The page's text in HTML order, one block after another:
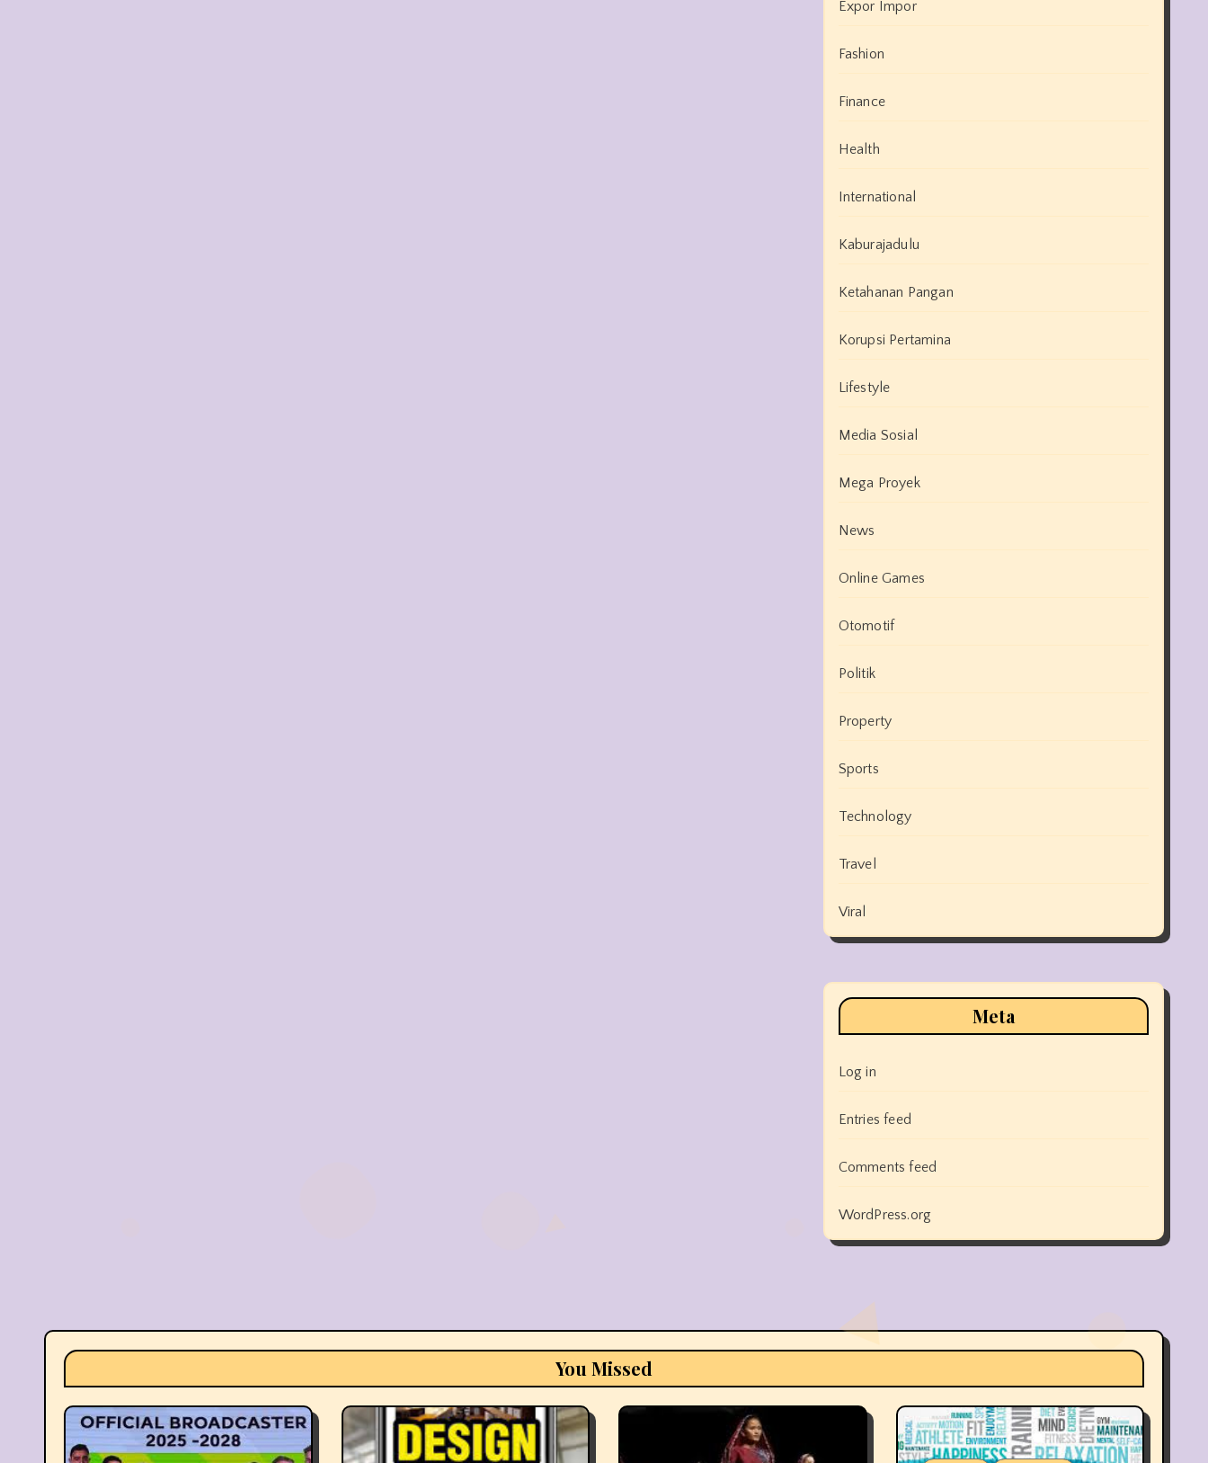
Expor Impor
Fashion
Finance
Health
International
Kaburajadulu
Ketahanan Pangan
Korupsi Pertamina
Lifestyle
Media Sosial
Mega Proyek
News
Online Games
Otomotif
Politik
Property
Sports
Technology
Travel
Viral
Meta
Log in
Entries feed
Comments feed
WordPress.org
You Missed